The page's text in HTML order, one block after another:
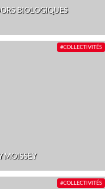
BIOLOGIQUES
MOISSEY
#COLLECTIVITÉS
#COLLECTIVITÉS